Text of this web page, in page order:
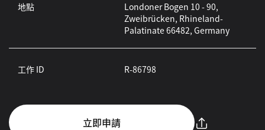
地點
Londoner Bogen 10 - 90,
Zweibrücken, Rhineland-
Palatinate 66482, Germany
工作 ID R-86798
立即申請